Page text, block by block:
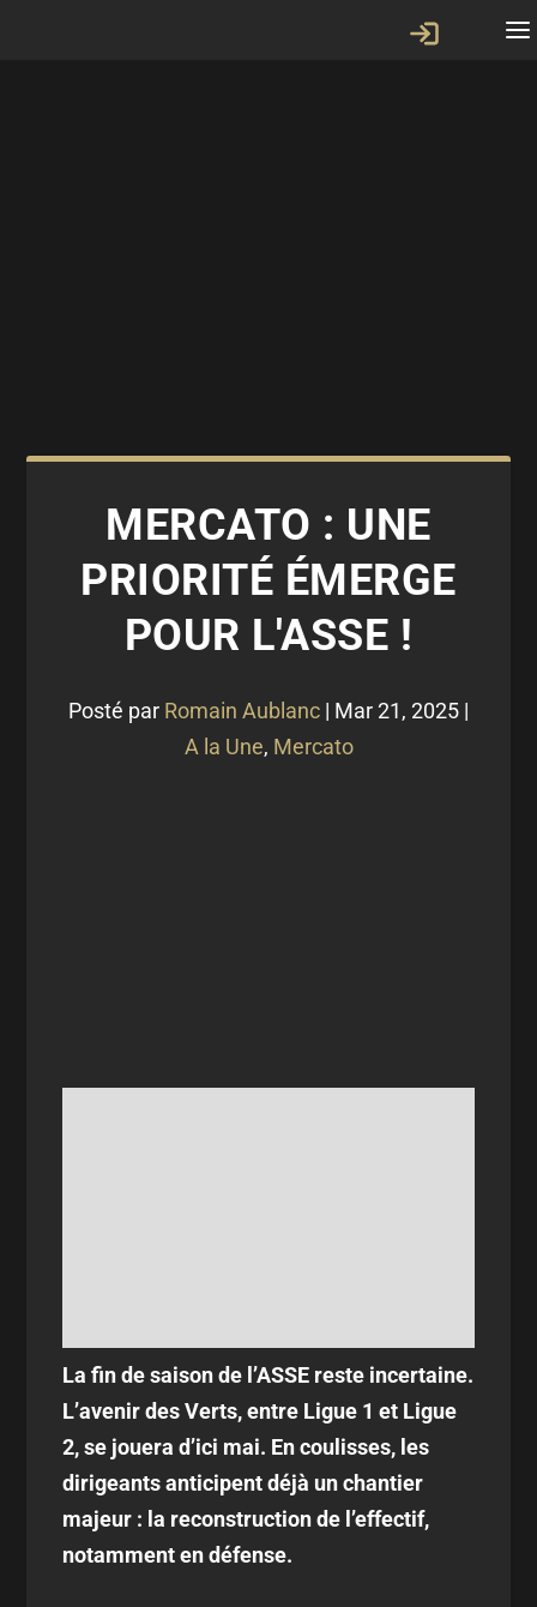
MERCATO : UNE
PRIORITÉ ÉMERGE
POUR L'ASSE !
Posté par Romain Aublanc | Mar 21, 2025 |
A la Une, Mercato
La fin de saison de l’ASSE reste incertaine.
L’avenir des Verts, entre Ligue 1 et Ligue
2, se jouera d’ici mai. En coulisses, les
dirigeants anticipent déjà un chantier
majeur : la reconstruction de l’effectif,
notamment en défense.